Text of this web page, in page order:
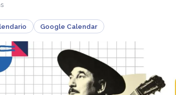
Google Calendar